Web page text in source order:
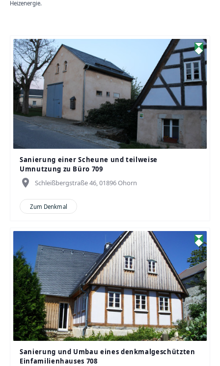
Heizenergie.
Sanierung einer Scheune und teilweise
Umnutzung zu Büro 709
place Schleißbergstraße 46, 01896 Ohorn
Zum Denkmal
Sanierung und Umbau eines denkmalgeschützten
Einfamilienhauses 708